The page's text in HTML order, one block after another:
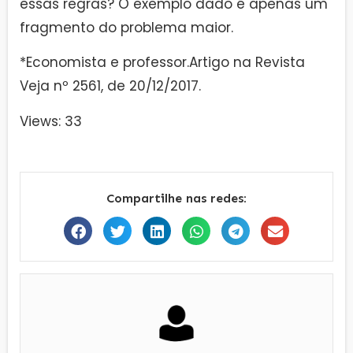
essas regras? O exemplo dado é apenas um
fragmento do problema maior.
*Economista e professor.Artigo na Revista
Veja nº 2561, de 20/12/2017.
Views: 33
Compartilhe nas redes: